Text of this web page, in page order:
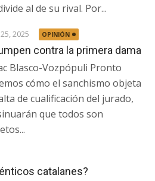
al de su rival. Por...
2025 OPINIÓN
contra la primera dama
Blasco-Vozpópuli Pronto
cómo el sanchismo objeta
de cualificación del jurado,
que todos son
catalanes?